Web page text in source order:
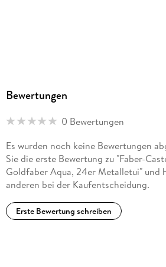
Bewertungen
0 Bewertungen
Es wurden noch keine Bewertungen
Sie die erste Bewertung zu "Faber-
Goldfaber Aqua, 24er Metalletui" und
anderen bei der Kaufentscheidung.
Erste Bewertung schreiben